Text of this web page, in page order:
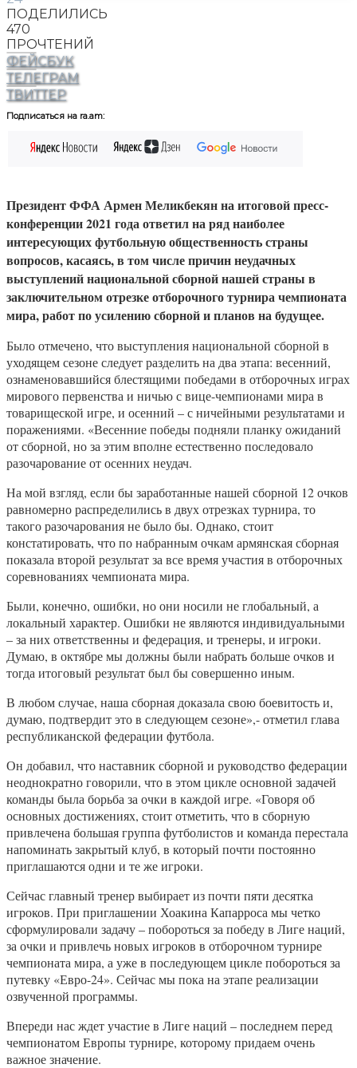
ПОДЕЛИЛИСЬ
470
ПРОЧТЕНИЙ
ФЕЙСБУК
ТЕЛЕГРАМ
ТВИТТЕР
Подписаться на ra.am:
Президент ФФА Армен Меликбекян на итоговой пресс-
конференции 2021 года ответил на ряд наиболее
интересующих футбольную общественность страны
вопросов, касаясь, в том числе причин неудачных
выступлений национальной сборной нашей страны в
заключительном отрезке отборочного турнира чемпионата
мира, работ по усилению сборной и планов на будущее.
Было отмечено, что выступления национальной сборной в
уходящем сезоне следует разделить на два этапа: весенний,
ознаменовавшийся блестящими победами в отборочных играх
мирового первенства и ничью с вице-чемпионами мира в
товарищеской игре, и осенний – с ничейными результатами и
поражениями. «Весенние победы подняли планку ожиданий
от сборной, но за этим вполне естественно последовало
разочарование от осенних неудач.
На мой взгляд, если бы заработанные нашей сборной 12 очков
равномерно распределились в двух отрезках турнира, то
такого разочарования не было бы. Однако, стоит
констатировать, что по набранным очкам армянская сборная
показала второй результат за все время участия в отборочных
соревнованиях чемпионата мира.
Были, конечно, ошибки, но они носили не глобальный, а
локальный характер. Ошибки не являются индивидуальными
– за них ответственны и федерация, и тренеры, и игроки.
Думаю, в октябре мы должны были набрать больше очков и
тогда итоговый результат был бы совершенно иным.
В любом случае, наша сборная доказала свою боевитость и,
думаю, подтвердит это в следующем сезоне»,- отметил глава
республиканской федерации футбола.
Он добавил, что наставник сборной и руководство федерации
неоднократно говорили, что в этом цикле основной задачей
команды была борьба за очки в каждой игре. «Говоря об
основных достижениях, стоит отметить, что в сборную
привлечена большая группа футболистов и команда перестала
напоминать закрытый клуб, в который почти постоянно
приглашаются одни и те же игроки.
Сейчас главный тренер выбирает из почти пяти десятка
игроков. При приглашении Хоакина Капарроса мы четко
сформулировали задачу – побороться за победу в Лиге наций,
за очки и привлечь новых игроков в отборочном турнире
чемпионата мира, а уже в последующем цикле побороться за
путевку «Евро-24». Сейчас мы пока на этапе реализации
озвученной программы.
Впереди нас ждет участие в Лиге наций – последнем перед
чемпионатом Европы турнире, которому придаем очень
важное значение.